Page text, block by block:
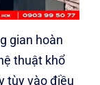
gian hoàn
thuật khổ
tùy vào điều